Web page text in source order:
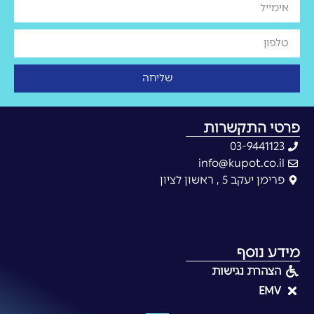
שליחה
פרטי התקשרות
03-9441123
info@kupot.co.il
פרימן יעקב 5 , ראשון לציון
מידע נוסף
הצהרת נגישות
EMV